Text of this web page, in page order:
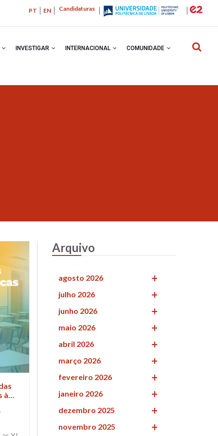
Candidaturas
PT EN
INVESTIGAR INTERNACIONAL COMUNIDADE
à
Arquivo
agosto 2026
julho 2026
junho 2026
maio 2026
abril 2026
março 2026
fevereiro 2026
janeiro 2026
dezembro 2025
novembro 2025